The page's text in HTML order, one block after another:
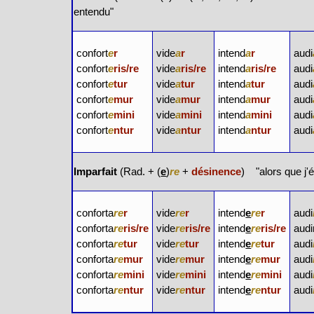
entendu"
conforter
conforteris/re
confortetur
confortemur
confortemini
confortentur
videar
videaris/re
videatur
videamur
videamini
videantur
intendar
intendaris/re
intendatur
intendamur
intendamini
intendantur
audi
audi
audi
audi
audi
audi
Imparfait (Rad. + (e)re +désinence) "alors que
confortarer
confortareris/re
confortaretur
confortaremur
confortaremini
confortarentur
viderer
videreris/re
videretur
videremur
videremini
viderentur
intenderer
intendereris/re
intenderetur
intenderemur
intenderemini
intenderentur
audi
audi
audi
audi
audi